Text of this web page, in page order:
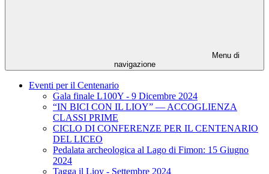
Menu di
navigazione
Eventi per il Centenario
Gala finale L100Y - 9 Dicembre 2024
“IN BICI CON IL LIOY” — ACCOGLIENZA
CLASSI PRIME
CICLO DI CONFERENZE PER IL CENTENARIO
DEL LICEO
Pedalata archeologica al Lago di Fimon: 15 Giugno
2024
Tagga il Lioy - Settembre 2024